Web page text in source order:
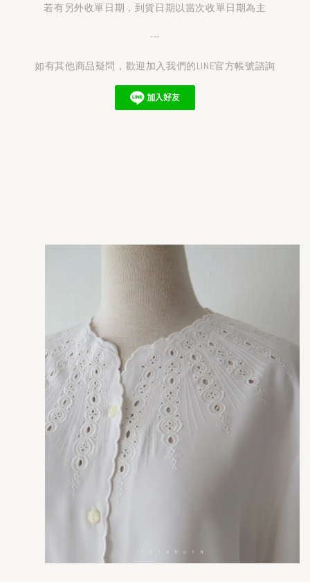
若有另外收單日期，到貨日期以當次收單日期為主
---
如有其他商品疑問，歡迎加入我們的LINE官方帳號諮詢